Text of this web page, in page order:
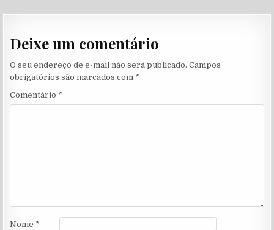
Deixe um comentário
O seu endereço de e-mail não será publicado. Campos
obrigatórios são marcados com *
Comentário *
Nome *